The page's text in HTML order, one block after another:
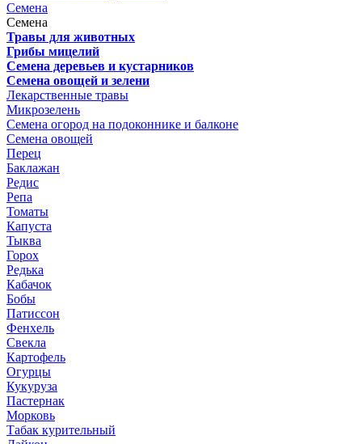
Семена
Семена
Травы для животных
Грибы мицелий
Семена деревьев и кустарников
Семена овощей и зелени
Лекарственные травы
Микрозелень
Семена огород на подоконнике и балконе
Семена овощей
Перец
Баклажан
Редис
Репа
Томаты
Капуста
Тыква
Горох
Редька
Кабачок
Бобы
Патиссон
Фенхель
Свекла
Картофель
Огурцы
Кукуруза
Пастернак
Морковь
Табак курительный